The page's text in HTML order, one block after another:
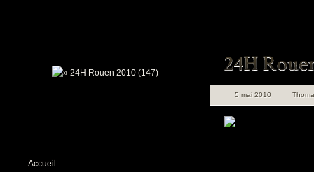
Accueil
5 mai 2010